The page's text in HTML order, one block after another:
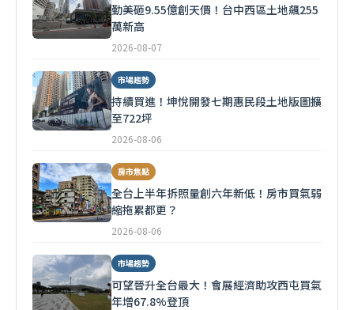
勤美砸9.55億創天價！台中西區土地飆255
萬新高
2026-08-07
市場趨勢
持續買進！坤悅開發七期惠民段土地版圖擴
至722坪
2026-08-06
房市焦點
全台上半年拆照量創六年新低！房市買氣弱
縮拖累都更？
2026-08-06
市場趨勢
可望晉升全台最大！會展經濟助攻西屯買氣
年增67.8%登頂